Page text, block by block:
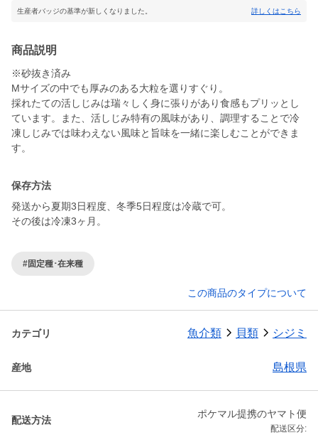
生産者バッジの基準が新しくなりました。 詳しくはこちら
商品説明
※砂抜き済み
Mサイズの中でも厚みのある大粒を選りすぐり。
採れたての活しじみは瑞々しく身に張りがあり食感もプリッとし
ています。また、活しじみ特有の風味があり、調理することで冷
凍しじみでは味わえない風味と旨味を一緒に楽しむことができま
す。
保存方法
発送から夏期3日程度、冬季5日程度は冷蔵で可。
その後は冷凍3ヶ月。
#固定種･在来種
この商品のタイプについて
カテゴリ 魚介類 貝類 シジミ
産地 島根県
配送方法
ポケマル提携のヤマト便
配送区分: